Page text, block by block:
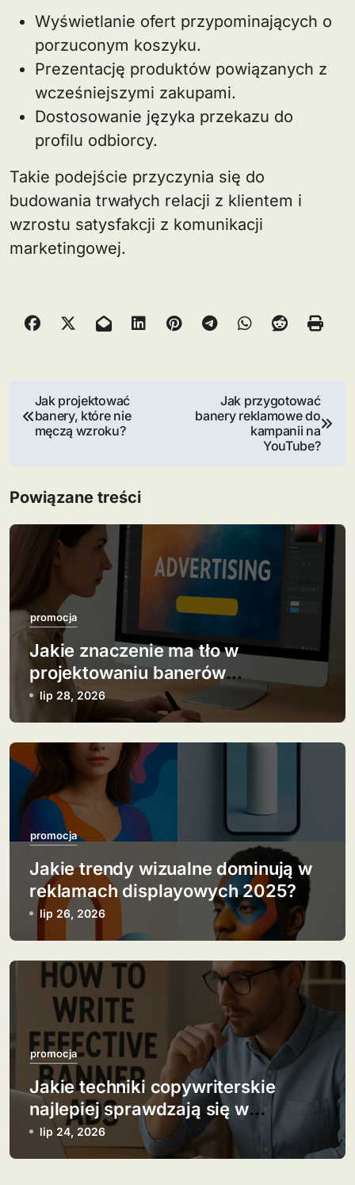
Wyświetlanie ofert przypominających o
porzuconym koszyku.
Prezentację produktów powiązanych z
wcześniejszymi zakupami.
Dostosowanie języka przekazu do
profilu odbiorcy.
Takie podejście przyczynia się do
budowania trwałych relacji z klientem i
wzrostu satysfakcji z komunikacji
marketingowej.
i
g
j
p
i
u
Jak projektować
banery, które nie
męczą wzroku?
Jak przygotować
banery reklamowe do
kampanii na
YouTube?
Powiązane treści
promocja
Jakie znaczenie ma tło w
projektowaniu banerów
reklamowych?
lip 28, 2026
promocja
Jakie trendy wizualne dominują w
reklamach displayowych 2025?
lip 26, 2026
promocja
Jakie techniki copywriterskie
najlepiej sprawdzają się w
banerach?
lip 24, 2026